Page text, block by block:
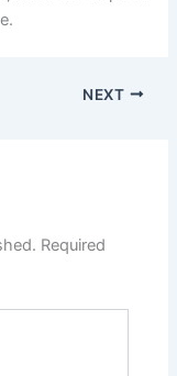
NEXT
Required